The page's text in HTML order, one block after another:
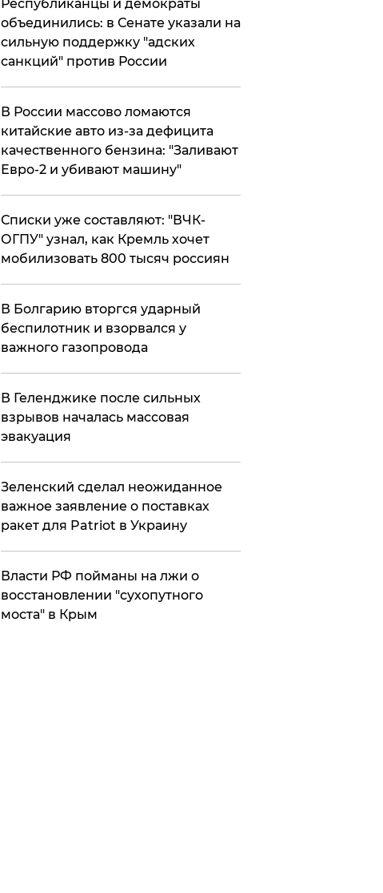
Республиканцы и демократы
объединились: в Сенате указали на
сильную поддержку "адских
санкций" против России
В России массово ломаются
китайские авто из-за дефицита
качественного бензина: "Заливают
Евро-2 и убивают машину"
Списки уже составляют: "ВЧК-
ОГПУ" узнал, как Кремль хочет
мобилизовать 800 тысяч россиян
В Болгарию вторгся ударный
беспилотник и взорвался у
важного газопровода
В Геленджике после сильных
взрывов началась массовая
эвакуация
Зеленский сделал неожиданное
важное заявление о поставках
ракет для Patriot в Украину
Власти РФ пойманы на лжи о
восстановлении "сухопутного
моста" в Крым